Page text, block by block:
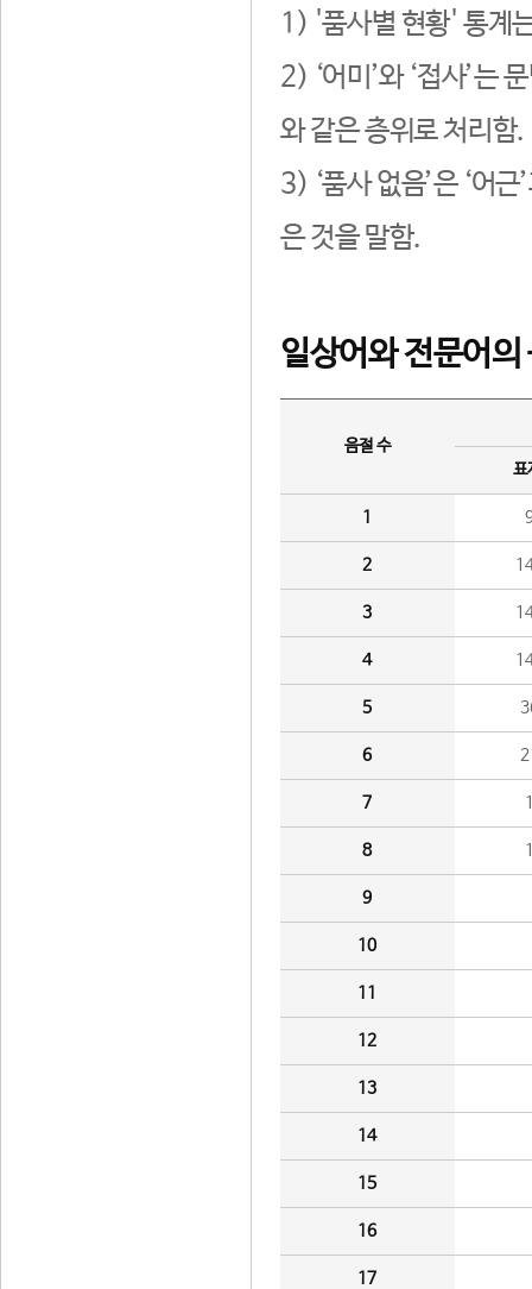
1) '품사별 현황' 통계
2) ‘어미’와 ‘접사’는
와 같은 층위로 처리함.
3) ‘품사 없음’은 ‘어
은 것을 말함.
일상어와 전문어의
음절 수
표
1
2
3
4
5
6
7
8
9
10
11
12
13
14
15
16
17